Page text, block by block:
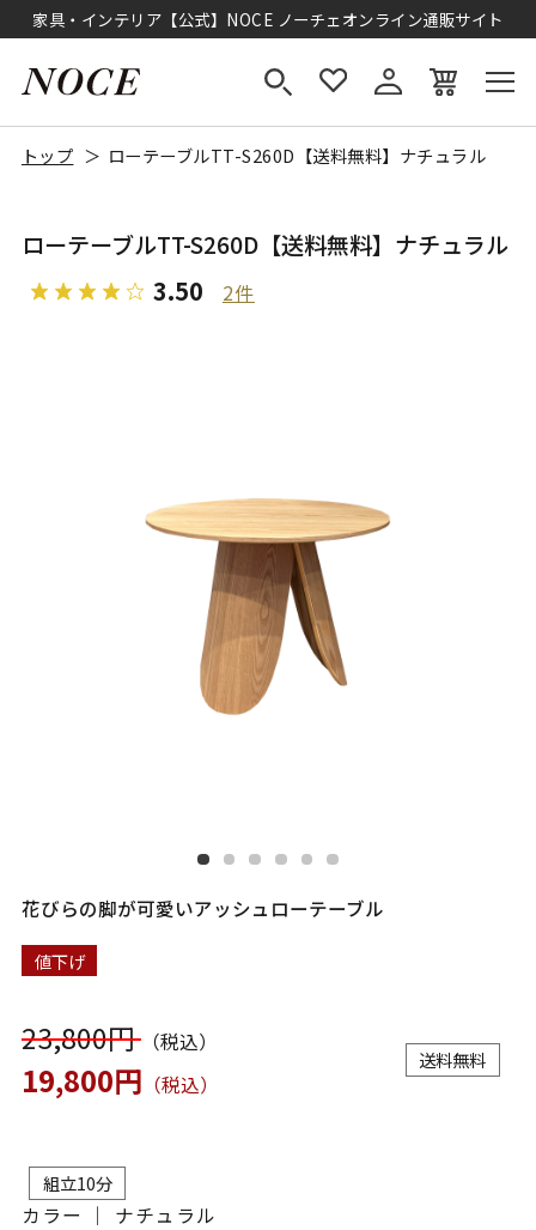
家具・インテリア【公式】NOCE ノーチェオンライン通販サイト
トップ ローテーブルTT-S260D【送料無料】ナチュラル
ローテーブルTT-S260D【送料無料】ナチュラル
3.50 2件
花びらの脚が可愛いアッシュローテーブル
値下げ
23,800円（税込）
19,800円 （税込）
送料無料
組立10分
カラー ｜ ナチュラル